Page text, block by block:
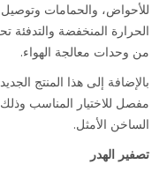
والحمامات وتوصيل
المنخفضة والتدفئة تحت
معالجة الهواء.
للاختيار المناسب وذلك
الأمثل.
الهدر